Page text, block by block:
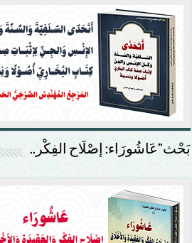
بَحْث”عَاشُورَاء: إصْلَاح الفِكْر..